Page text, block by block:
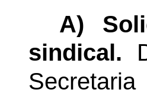
A)
sindical.